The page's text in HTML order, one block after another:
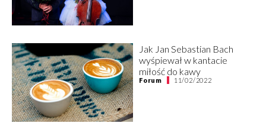
Jak Jan Sebastian Bach
wyśpiewał w kantacie
miłość do kawy
Forum 11/02/2022